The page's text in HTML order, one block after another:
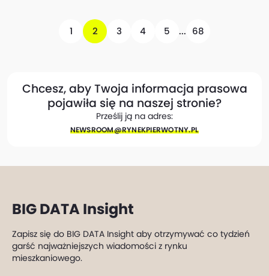
1 2 3 4 5 ... 68
Chcesz, aby Twoja informacja prasowa
pojawiła się na naszej stronie?
Prześlij ją na adres:
NEWSROOM@​RYNEKPIERWOTNY.PL
BIG DATA Insight
Zapisz się do BIG DATA Insight aby otrzymywać co tydzień
garść najważniejszych wiadomości z rynku
mieszkaniowego.